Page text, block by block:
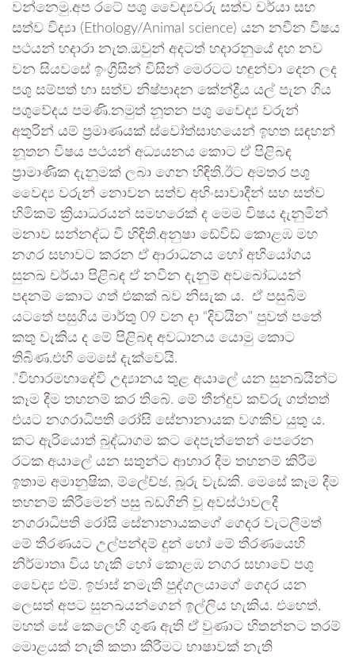
වන්නෙමු.අප රටේ පශු වෛද්‍යවරු සත්ව චර්යා සහ
සත්ව විද්‍යා (Ethology/Animal science) යන නවීන විෂය
පථයන් හදාරා නැත.ඔවුන් අදටත් හදාරනුයේ දහ නව
වන සියවසේ ඉංග්‍රීසින් විසින් මෙරටට හඳුන්වා දෙන ලද
පශු සම්පත් හා සත්ව නිෂ්පාදන කේන්ද්‍රීය යල් පැන ගිය
පශුවේදය පමණි.නමුත් නූතන පශු වෛද්‍ය වරුන්
අතුරින් යම් ප්‍රමාණයක් ස්වෝත්සාහයෙන් ඉහත සඳහන්
නූතන විෂය පථයන් අධ්‍යයනය කොට ඒ පිළිබඳ
ප්‍රාමාණික දැනුමක් ලබා ගෙන හිඳිති.ඊට අමතර පශු
වෛද්‍ය වරුන් නොවන සත්ව අහිංසාවාදීන් සහ සත්ව
හිමිකම් ක්‍රියාධරයන් සමහරෙක් ද මෙම විෂය දැනුමින්
මනාව සන්නද්ධ වී හිඳිති.අනුෂා ඩේවිඩ් කොළඹ මහ
නගර සභාවට කරන ඒ ආරාධනය හෝ අභියෝගය
සුනඛ චර්යා පිළිබඳ ඒ නවීන දැනුම් අවබෝධයන්
පදනම් කොට ගත් එකක් බව නිසැක ය. ඒ පසුබිම
යටතේ පසුගිය මාර්තු 09 වන දා “දිවයින” පුවත් පතේ
කතු වැකිය ද මේ පිළිබඳ අවධානය යොමු කොට
තිබිණ.එහි මෙසේ දැක්වෙයි.
.”විහාරමහාදේවි උද්‍යානය තුළ අයාලේ යන සුනඛයින්ට
කෑම දීම තහනම් කර තිබේ. මේ තීන්දුව කව්රු ගත්තත්
එයට නගරාධිපති රෝසි සේනානායක වගකිව යුතු ය.
කට ඇරියොත් බුද්ධාගම කට දෙපැත්තෙන් පෙරෙන
රටක අයාලේ යන සතුන්ට ආහාර දීම තහනම් කිරීම
ඉතාම අමානුෂික, ම්ලේච්ඡ, බූරු වැඩකි. මෙසේ කෑම දීම
තහනම් කිරීමෙන් පසු බඩගිනි වූ අවස්ථාවලදී
නගරාධිපති රෝසි සේනානායකගේ ගෙදර වැටලීමත්
මේ තීරණයට උල්පන්දම් දුන් හෝ මේ තීරණයෙහි
නිර්මාතෘ විය හැකි හෝ කොළඹ නගර සභාවේ පශු
වෛද්‍ය එම්. ඉජාස් නමැති පුද්ගලයාගේ ගෙදර යන
ලෙසත් අපට සුනඛයන්ගෙන් ඉල්ලිය හැකිය. එහෙත්,
මහත් සේ කෙලෙහි ගුණ ඇති ඒ වුණාට හිතන්නට තරම්
මොළයක් නැති කතා කිරීමට භාෂාවක් නැති